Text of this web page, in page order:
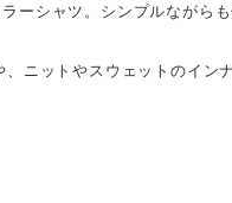
ーシャツ。シンプルながら
ニットやスウェットのイン